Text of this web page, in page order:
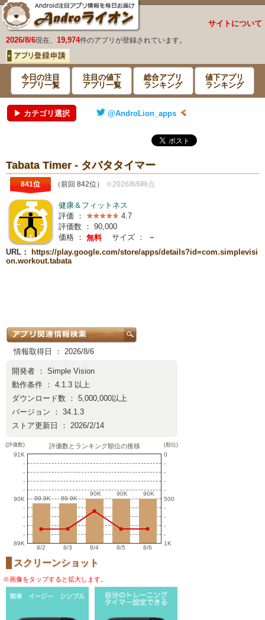
サイトについて
2026/8/6現在、 19,974件のアプリが登録されています。
今日の注目
アプリ一覧
注目の値下
アプリ一覧
総合アプリ
ランキング
値下アプリ
ランキング
▶ カテゴリ選択 @AndroLion_apps
Tabata Timer - タバタタイマー
841位 （前回 842位） ※2026/8/6時点
健康＆フィットネス
評価 ：
4.7
評価数 ： 90,000
価格 ： 無料 サイズ ：
－
URL：
https://play.google.com/store/apps/details?id=com.simplevisi
on.workout.tabata
情報取得日 ： 2026/8/6
開発者 ： Simple Vision
動作条件 ： 4.1.3 以上
ダウンロード数 ： 5,000,000以上
バージョン ： 34.1.3
ストア更新日 ： 2026/2/14
(評価数)
91K
-
-
-
-
90K
-
-
-
-
89K
評価数とランキング順位の推移
89.9K
89.9K 89.9K
89.9K
90K
90K 90K
90K 90K
90K
8/2 8/3 8/4 8/5 8/6
(順位)
0
-
-
-
-
500
-
-
-
-
1K
スクリーンショット
※画像をタップすると拡大します。